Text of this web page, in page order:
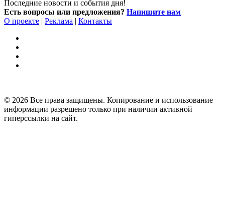
Последние новости и события дня!
Есть вопросы или предложения? Напишите нам
О проекте | Реклама | Контакты
© 2026 Все права защищены. Копирование и использование
информации разрешено только при наличии активной
гиперссылки на сайт.